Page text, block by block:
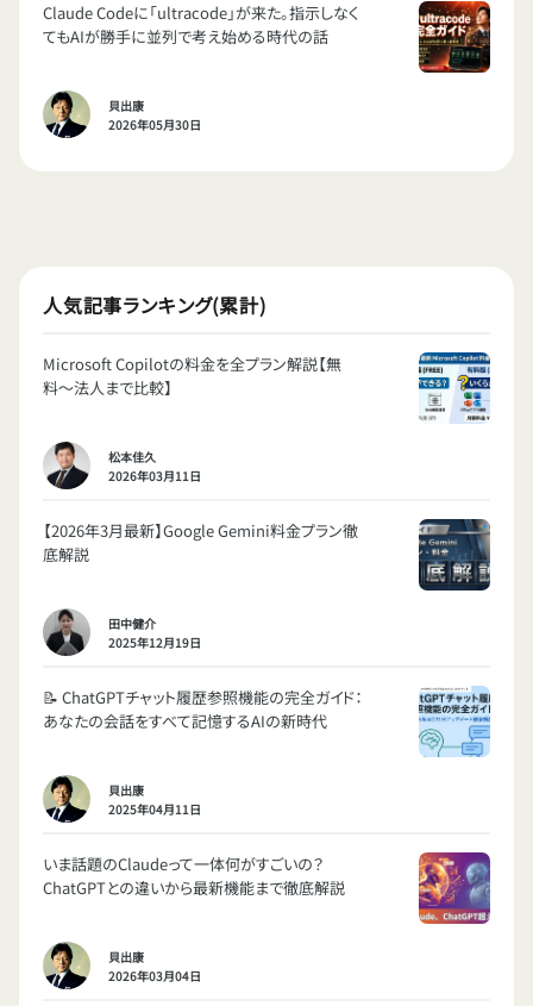
Claude Codeに「ultracode」が来た。指示しなく
てもAIが勝手に並列で考え始める時代の話
貝出康
2026年05月30日
人気記事ランキング(累計)
Microsoft Copilotの料金を全プラン解説【無
料〜法人まで比較】
松本佳久
2026年03月11日
【2026年3月最新】Google Gemini料金プラン徹
底解説
田中健介
2025年12月19日
📝 ChatGPTチャット履歴参照機能の完全ガイド：
あなたの会話をすべて記憶するAIの新時代
貝出康
2025年04月11日
いま話題のClaudeって一体何がすごいの？
ChatGPTとの違いから最新機能まで徹底解説
貝出康
2026年03月04日